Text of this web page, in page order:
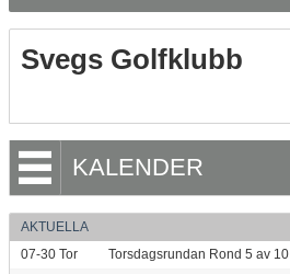
Svegs Golfklubb
KALENDER
AKTUELLA
07-30 Tor
Torsdagsrundan Rond 5 av 10